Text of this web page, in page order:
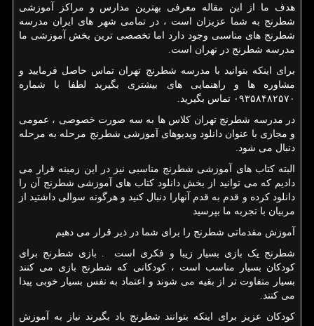
هدف ما از این مقاله معرفی بهترین مدارس و مراکز آموزشی
شطرنج به شما عزیزان است ، در تمامی شهر های ایران مدرسه
شطرنج های مناسبی وجود دارد اما تخصصی ترین بخش آموزشی ما
مدرسه شطرنج در تهران است.
برای اینکه بتوانید با مدرسه شطرنج تهران تماس حاصل فرمایید و
مشاوره ها و راهنمایی های بیشتری بگیرید لطفا با شماره
۰۹۳۵۸۴۸۲۵۷۰ تماس بگیرید.
در مدرسه شطرنج تهران کلاس ها به سه صورت خصوصی ، عمومی
و مجازی با عنوان دانلود ویدیوهای آموزشی شطرنج مرحله به مرحله
دنبال می شود.
البته کتاب های آموزشی شطرنج مناسبی نیز در این زمینه قرار می
دادیم که می توانید از بخش دانلود کتاب های آموزشی شطرنج آن را
دانلود کرده و قدم به قدم آنهارا دنبال کنید و هرگونه سوالی داشتید از
مربیان با تجربه ما بپرسید
آموزش مقدماتی شطرنج را برای شما در ذیر قرار می دهیم
شطرنج یک بازی بسیار زیبا و فکری است . بازی شطرنج برای
کودکان بسیار مناسب است ، کودکانی که شطرنج بازی می کنند
بسیار متفاوت تر از بقیه می شوند و اعتماد به نفس بسیار خوبی پیدا
می کنند.
کودکان عزیز برای اینکه بتوانند شطرنج یاد بگیرند نیاز به آموزش